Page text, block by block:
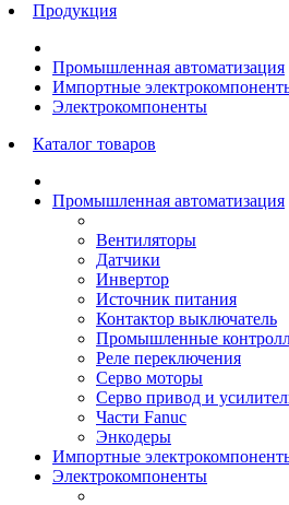
Продукция
Промышленная автоматизация
Импортные
Электрокомпоненты
Каталог товаров
Промышленная автоматизация
Вентиляторы
Датчики
Инвертор
Источник питания
Контактор выключатель
Промышленные
Реле переключения
Серво моторы
Серво привод и
Части Fanuc
Энкодеры
Импортные
Электрокомпоненты